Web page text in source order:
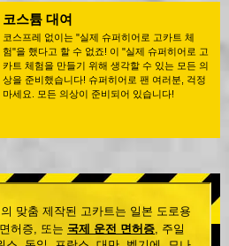
코스튬 대여
코스프레 없이는 "실제 슈퍼히어로 고카트 체
험"을 했다고 할 수 없죠! 이 "실제 슈퍼히어로 고
카트 체험을 만들기 위해 생각할 수 있는 모든 의
상을 준비했습니다! 슈퍼히어로 팬 여러분, 걱정
마세요. 모든 의상이 준비되어 있습니다!
맞춤 제작된 고카트는 일본 도로용
허증, 또는 국제 운전 면허증, 주일